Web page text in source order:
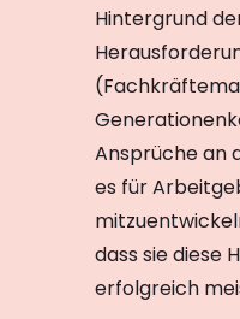
Hintergrund
Ansprüche an
es für
dass sie diese
erfolgreich